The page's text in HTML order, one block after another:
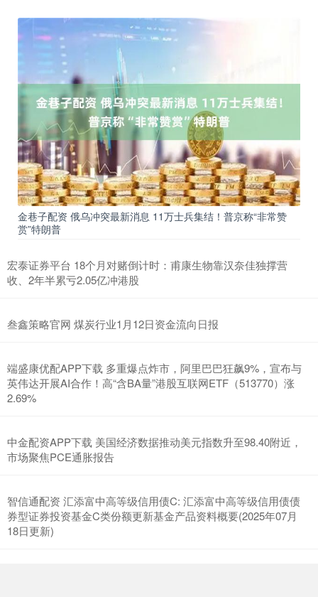
金巷子配资 俄乌冲突最新消息 11万士兵集结！普京称“非常赞
赏”特朗普
宏泰证券平台 18个月对赌倒计时：甫康生物靠汉奈佳独撑营
收、2年半累亏2.05亿冲港股
叁鑫策略官网 煤炭行业1月12日资金流向日报
端盛康优配APP下载 多重爆点炸市，阿里巴巴狂飙9%，宣布与
英伟达开展AI合作！高“含BA量”港股互联网ETF（513770）涨
2.69%
中金配资APP下载 美国经济数据推动美元指数升至98.40附近，
市场聚焦PCE通胀报告
智信通配资 汇添富中高等级信用债C: 汇添富中高等级信用债债
券型证券投资基金C类份额更新基金产品资料概要(2025年07月
18日更新)